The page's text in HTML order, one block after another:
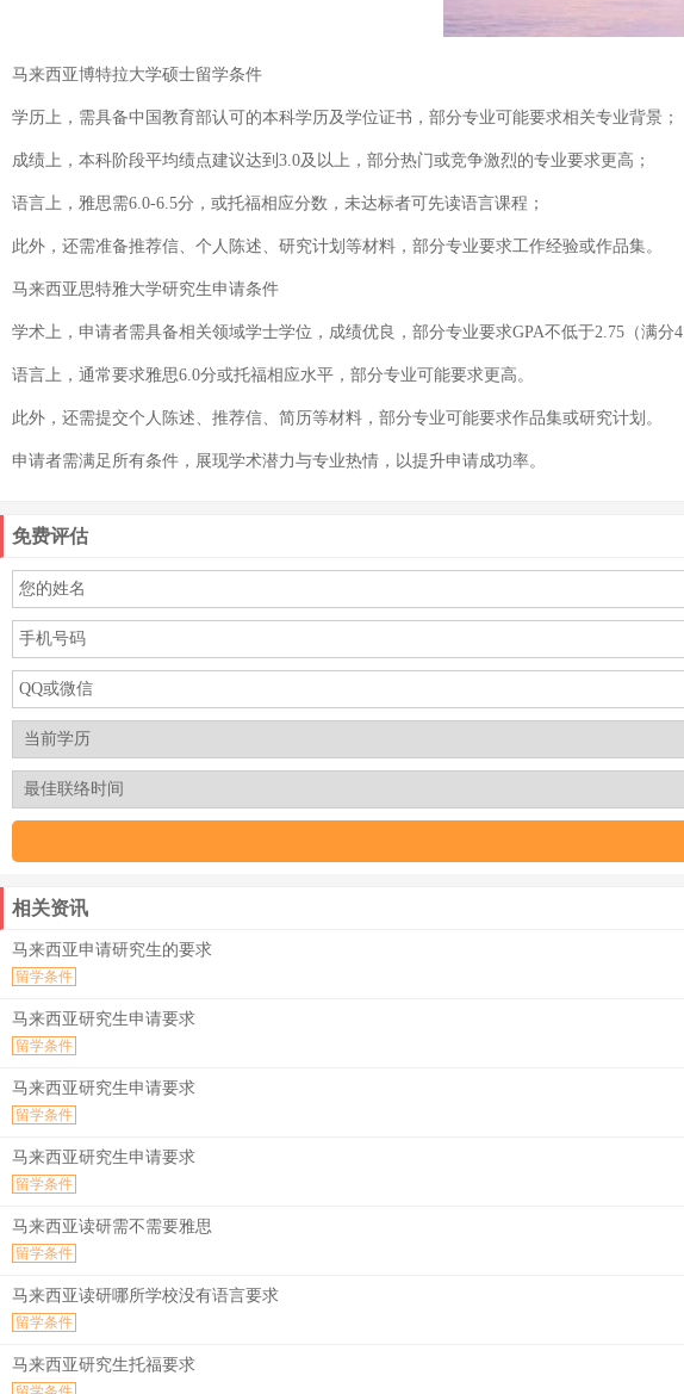
马来西亚博特拉大学硕士留学条件
学历上，需具备中国教育部认可的本科学历及学位证书，部分专业可能要求相关专业背景；
成绩上，本科阶段平均绩点建议达到3.0及以上，部分热门或竞争激烈的专业要求更高；
语言上，雅思需6.0-6.5分，或托福相应分数，未达标者可先读语言课程；
此外，还需准备推荐信、个人陈述、研究计划等材料，部分专业要求工作经验或作品集。
马来西亚思特雅大学研究生申请条件
学术上，申请者需具备相关领域学士学位，成绩优良，部分专业要求GPA不低于2.75（满分
语言上，通常要求雅思6.0分或托福相应水平，部分专业可能要求更高。
此外，还需提交个人陈述、推荐信、简历等材料，部分专业可能要求作品集或研究计划。
申请者需满足所有条件，展现学术潜力与专业热情，以提升申请成功率。
免费评估
相关资讯
马来西亚申请研究生的要求
留学条件
马来西亚研究生申请要求
留学条件
马来西亚研究生申请要求
留学条件
马来西亚研究生申请要求
留学条件
马来西亚读研需不需要雅思
留学条件
马来西亚读研哪所学校没有语言要求
留学条件
马来西亚研究生托福要求